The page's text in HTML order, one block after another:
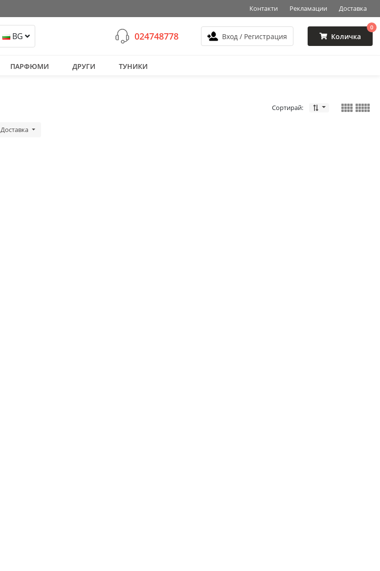
Контакти Рекламации Доставка
BG 024748778 Вход / Регистрация Количка
0
ПАРФЮМИ ДРУГИ ТУНИКИ
Сортирай:
Доставка